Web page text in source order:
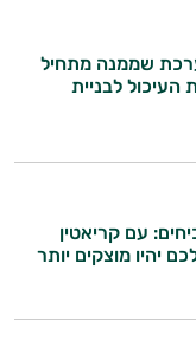
שממנה מתחיל
העיכול לבניית
עם קריאטין
יהיו מוצקים יותר
קליניים
הטבעית